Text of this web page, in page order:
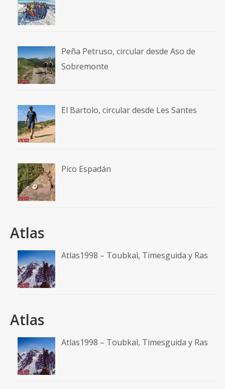
Peña Petruso, circular desde Aso de
Sobremonte
El Bartolo, circular desde Les Santes
Pico Espadán
Atlas
Atlas1998 – Toubkal, Timesguida y Ras
Atlas
Atlas1998 – Toubkal, Timesguida y Ras